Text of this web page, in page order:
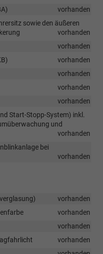
vorhanden
sowie den äußeren
vorhanden
vorhanden
vorhanden
vorhanden
vorhanden
vorhanden
Start-Stopp-System) inkl.
und
vorhanden
bei
vorhanden
vorhanden
vorhanden
vorhanden
vorhanden